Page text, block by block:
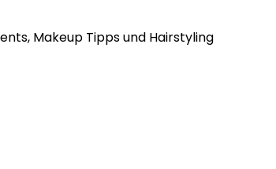
Makeup Tipps und Hairstyling